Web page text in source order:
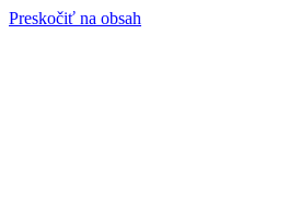
Preskočiť na obsah